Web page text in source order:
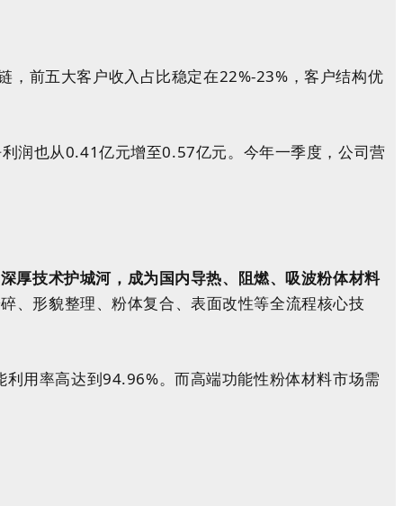
，前五大客户收入占比稳定在22%-23%，客户结构优
润也从0.41亿元增至0.57亿元。今年一季度，公司营
厚技术护城河，成为国内导热、阻燃、吸波粉体材料
、形貌整理、粉体复合、表面改性等全流程核心技
用率高达到94.96%。而高端功能性粉体材料市场需